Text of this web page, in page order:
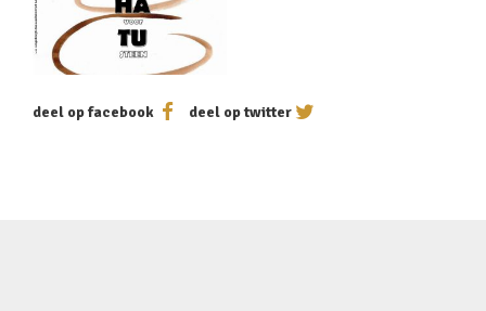
deel op facebook deel op twitter